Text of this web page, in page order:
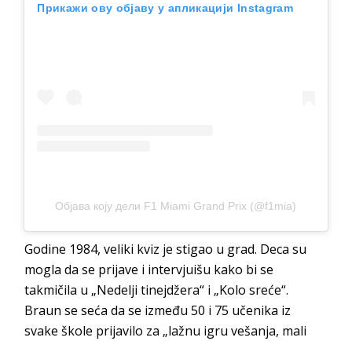
Прикажи ову објаву у апликацији Instagram
Објава коју дели F1 Miami Grand Prix (@f1mia)
Godine 1984, veliki kviz je stigao u grad. Deca su
mogla da se prijave i intervjuišu kako bi se
takmičila u „Nedelji tinejdžera“ i „Kolo sreće“.
Braun se seća da se između 50 i 75 učenika iz
svake škole prijavilo za „lažnu igru vešanja, mali